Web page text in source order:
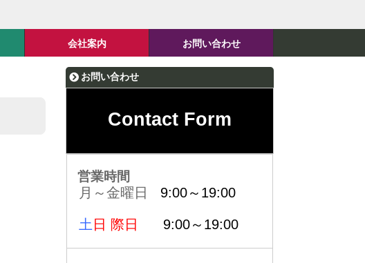
会社案内 お問い合わせ
お問い合わせ
Contact Form
営業時間
月～金曜日 9:00～19:00
土 日 際日 9:00～19:00